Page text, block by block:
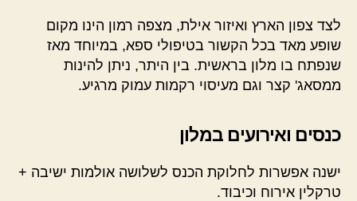
לצד צפון הארץ ואיזור אילת, מצפה רמון הינו מקום
שופע מאד בכל הקשור בטיפולי ספא, במיוחד מאז
שנפתח בו מלון בראשית. בין היתר, ניתן להינות
ממסאג' קצר וגם מעיסוי רקמות עמוק מרגיע.
כנסים ואירועים במלון
ישנה אפשרות לחלוקת הכנס לשלושה אולמות ישיבה +
טרקלין אירוח וכיבוד.